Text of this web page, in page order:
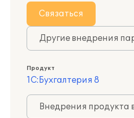
Связаться
Другие внедрения
Продукт
1С:Бухгалтерия 8
Внедрения продукта